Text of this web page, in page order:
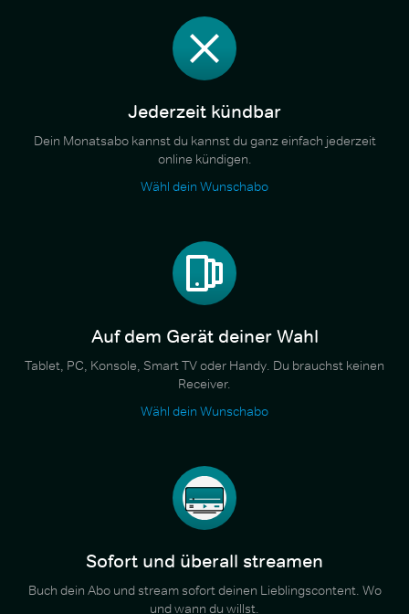
Jederzeit kündbar
Dein Monatsabo kannst du kannst du ganz einfach jederzeit
online kündigen.
Wähl dein Wunschabo
Auf dem Gerät deiner Wahl
Tablet, PC, Konsole, Smart TV oder Handy. Du brauchst keinen
Receiver.
Wähl dein Wunschabo
Sofort und überall streamen
Buch dein Abo und stream sofort deinen Lieblingscontent. Wo
und wann du willst.